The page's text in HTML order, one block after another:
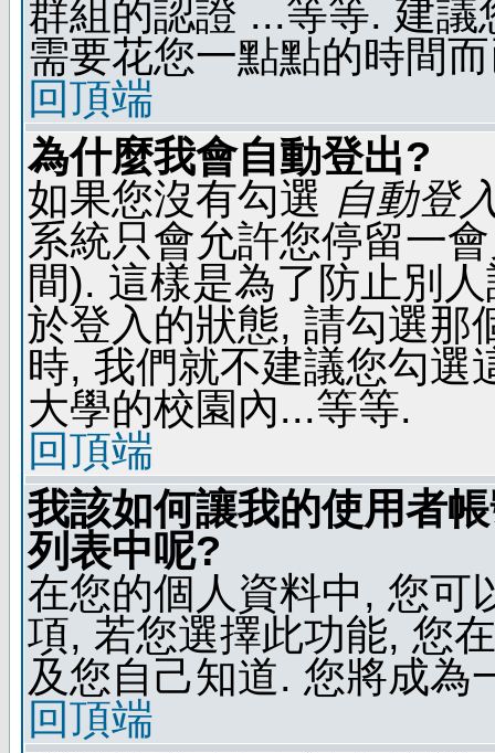
群組的認證 ...等等. 建
需要花您一點點的時間
回頂端
為什麼我會自動登出?
如果您沒有勾選 自動登
系統只會允許您停留一
間). 這樣是為了防止別
於登入的狀態, 請勾選那
時, 我們就不建議您勾選
大學的校園內...等等.
回頂端
我該如何讓我的使用者
列表中呢?
在您的個人資料中, 您可
項, 若您選擇此功能, 您
及您自己知道. 您將成為
回頂端